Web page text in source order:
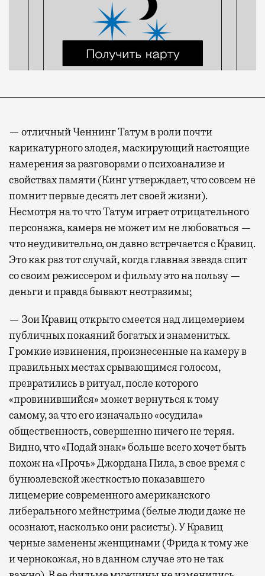
— отличный Ченнинг Татум в роли почти
карикатурного злодея, маскирующий настоящие
намерения за разговорами о психоанализе и
свойствах памяти (Кинг утверждает, что совсем не
помнит первые десять лет своей жизни).
Несмотря на то что Татум играет отрицательного
персонажа, камера не может им не любоваться —
что неудивительно, он давно встречается с Кравиц.
Это как раз тот случай, когда главная звезда спит
со своим режиссером и фильму это на пользу —
деньги и правда бывают неотразимы;
— Зои Кравиц открыто смеется над лицемерием
публичных покаяний богатых и знаменитых.
Громкие извинения, произнесенные на камеру в
правильных местах срывающимся голосом,
превратились в ритуал, после которого
«провинившийся» может вернуться к тому
самому, за что его изначально «осудила»
общественность, совершенно ничего не теряя.
Видно, что «Подай знак» больше всего хочет быть
похож на «Прочь» Джордана Пила, в свое время с
бунюэлевской жесткостью показавшего
лицемерие современного американского
либерального мейнстрима (белые люди даже не
осознают, насколько они расисты). У Кравиц
черные заменены женщинами (Фрида к тому же
и чернокожая, но в данном случае это не так